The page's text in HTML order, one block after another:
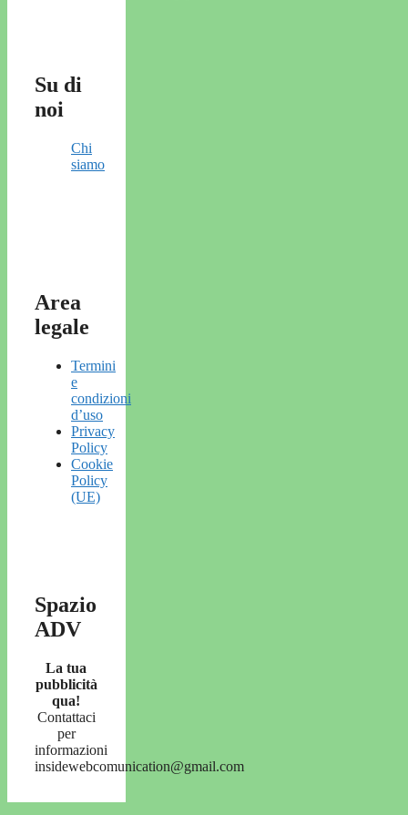
Su di
noi
Chi
siamo
Area
legale
Termini
e
condizioni
d’uso
Privacy
Policy
Cookie
Policy
(UE)
Spazio
ADV
La tua
pubblicità
qua!
Contattaci
per
informazioni
insidewebcomunication@gmail.com